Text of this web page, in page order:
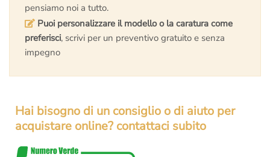
pensiamo noi a tutto.
Puoi personalizzare il modello o la caratura come
preferisci, scrivi per un preventivo gratuito e senza
impegno
Hai bisogno di un consiglio o di aiuto per
acquistare online? contattaci subito